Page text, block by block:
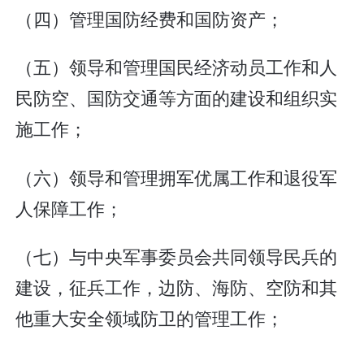
（四）管理国防经费和国防资产；
（五）领导和管理国民经济动员工作和人
民防空、国防交通等方面的建设和组织实
施工作；
（六）领导和管理拥军优属工作和退役军
人保障工作；
（七）与中央军事委员会共同领导民兵的
建设，征兵工作，边防、海防、空防和其
他重大安全领域防卫的管理工作；